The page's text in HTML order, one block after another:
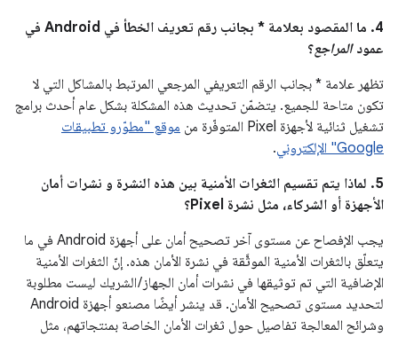
4. ما المقصود بعلامة * بجانب رقم تعريف الخطأ في Android في
عمودالمراجع؟
تظهر علامة * بجانب الرقم التعريفي المرجعي المرتبط بالمشاكل التي لا
تكون متاحة للجميع. يتضمّن تحديث هذه المشكلة بشكل عام أحدث برامج
تشغيل ثنائية لأجهزة Pixel المتوفّرة من
موقع "مطوّرو تطبيقات
Google" الإلكتروني
.
5. لماذا يتم تقسيم الثغرات الأمنية بين هذه النشرة و نشرات أمان
الأجهزة أو الشركاء، مثل نشرة Pixel؟
يجب الإفصاح عن مستوى آخر تصحيح أمان على أجهزة Android في ما
يتعلّق بالثغرات الأمنية الموثَّقة في نشرة الأمان هذه. إنّ الثغرات الأمنية
الإضافية التي تم توثيقها في نشرات أمان الجهاز / الشريك ليست مطلوبة
لتحديد مستوى تصحيح الأمان. قد ينشر أيضًا مصنعو أجهزة Android
وشرائح المعالجة تفاصيل حول ثغرات الأمان الخاصة بمنتجاتهم، مثل